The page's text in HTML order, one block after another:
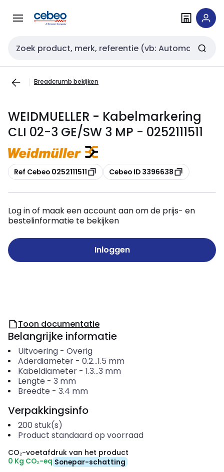
naar
naar
Zoekveld invoer
Breadcrumb bekijken
WEIDMUELLER - Kabelmarkering
CLI 02-3 GE/SW 3 MP - 0252111511
Kopiëren
Ref Cebeo 0252111511 Kopiëren
Cebeo ID 3396638
Log in of maak een account aan om de prijs- en
bestelinformatie te bekijken
Inloggen
Toon documentatie
Belangrijke informatie
Uitvoering- Overig
Aderdiameter- 0.2...1.5 mm
Kabeldiameter- 1.3...3 mm
Lengte - 3 mm
Breedte - 3.4 mm
Verpakkingsinfo
200 stuk(s)
Product standaard op voorraad
CO₂-voetafdruk van het product
0 Kg CO₂-eq Sonepar-schatting